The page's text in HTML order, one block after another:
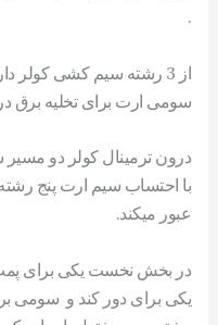
.
از 3 رشته سیم کشی کولر
سومی ارت برای تخلیه برق
درون ترمینال کولر دو مسیر
با احتساب سیم ارت پنج
عبور میکند.
در بخش نخست یکی برای پمپ
یکی برای دور کند و سومی